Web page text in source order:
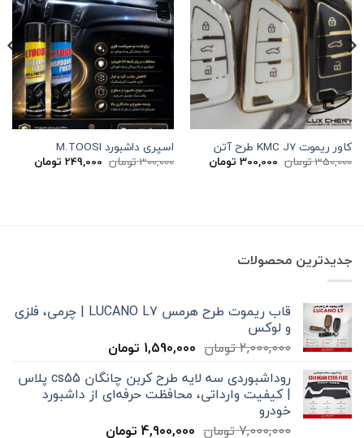
کاور ریموت KMC J7 طرح آتن
350,000تومان قیمت
اصلی
300,000 تومانقیمت
فعلی
اسپری داشبورد M.TOOSI
300,000تومان قیمت
اصلی
249,000 تومانقیمت
فعلی
جدیدترین محصولات
قاب ریموت طرح هرمس LUCANO L7 | چرمی، فلزی
و لوکس
2,000,000تومان قیمت
2,000,000 تومان
بود.
1,590,000 تومانقیمت
1,590,000 تومان
است.
روداشبوردی سه‌ لایه طرح کربن چانگان cs55 پلاس
| کیفیت وارداتی، محافظت حرفه‌ای از داشبورد
خودرو
7,000,000تومان قیمت
4,900,000 تومانقیمت